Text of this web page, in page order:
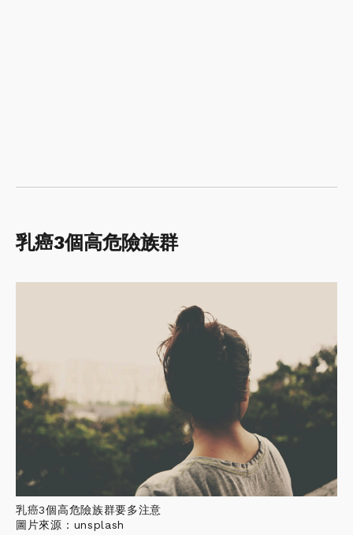
乳癌3個高危險族群
乳癌3個高危險族群要多注意
圖片來源：unsplash